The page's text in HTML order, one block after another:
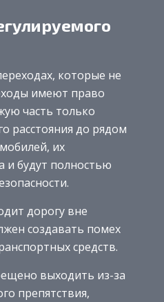
которые не
имеют право
часть только
расстояния до рядом
их
и будут полностью
дорогу вне
создавать помех
средств.
выходить из-за
препятствия,